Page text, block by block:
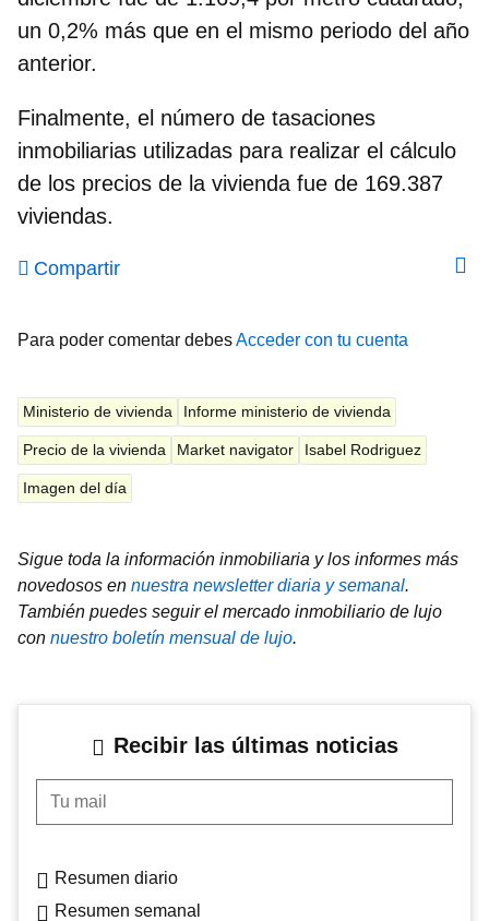
un 0,2% más que en el mismo periodo del año
anterior.
Finalmente, el número de tasaciones
inmobiliarias utilizadas para realizar el cálculo
de los precios de la vivienda fue de 169.387
viviendas.
Compartir
Para poder comentar debesAcceder con tu cuenta
Ministerio de vivienda Informe ministerio de vivienda
Precio de la vivienda Market navigator Isabel Rodriguez
Imagen del día
Sigue toda la información inmobiliaria y los informes más
novedosos en nuestra newsletter diaria y semanal.
También puedes seguir el mercado inmobiliario de lujo
con nuestro boletín mensual de lujo.
Recibir las últimas noticias
Tu mail
Resumen diario
Resumen semanal